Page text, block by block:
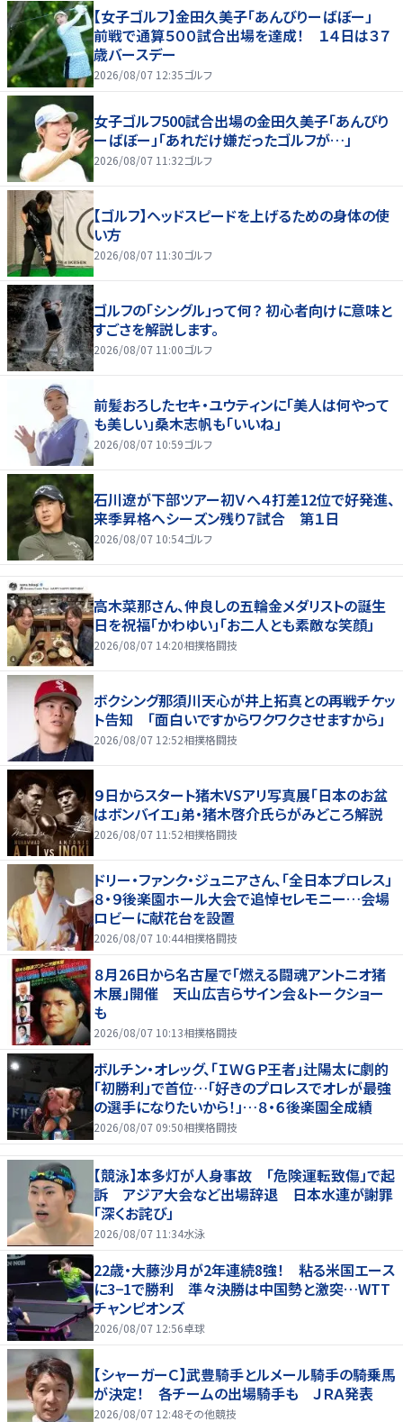
【女子ゴルフ】金田久美子「あんびりーばぼー」
前戦で通算５００試合出場を達成！ １４日は３７
歳バースデー
2026/08/07 12:35ゴルフ
女子ゴルフ500試合出場の金田久美子「あんびり
ーばぼー」「あれだけ嫌だったゴルフが…」
2026/08/07 11:32ゴルフ
【ゴルフ】ヘッドスピードを上げるための身体の使
い方
2026/08/07 11:30ゴルフ
ゴルフの「シングル」って何？ 初心者向けに意味と
すごさを解説します。
2026/08/07 11:00ゴルフ
前髪おろしたセキ・ユウティンに「美人は何やって
も美しい」桑木志帆も「いいね」
2026/08/07 10:59ゴルフ
石川遼が下部ツアー初Ｖへ４打差12位で好発進、
来季昇格へシーズン残り７試合 第１日
2026/08/07 10:54ゴルフ
高木菜那さん、仲良しの五輪金メダリストの誕生
日を祝福「かわゆい」「お二人とも素敵な笑顔」
2026/08/07 14:20相撲格闘技
ボクシング那須川天心が井上拓真との再戦チケッ
ト告知 「面白いですからワクワクさせますから」
2026/08/07 12:52相撲格闘技
９日からスタート猪木VSアリ写真展「日本のお盆
はボンバイエ」弟・猪木啓介氏らがみどころ解説
2026/08/07 11:52相撲格闘技
ドリー・ファンク・ジュニアさん、「全日本プロレス」
８・９後楽園ホール大会で追悼セレモニー…会場
ロビーに献花台を設置
2026/08/07 10:44相撲格闘技
８月26日から名古屋で「燃える闘魂アントニオ猪
木展」開催 天山広吉らサイン会＆トークショー
も
2026/08/07 10:13相撲格闘技
ボルチン・オレッグ、「ＩＷＧＰ王者」辻陽太に劇的
「初勝利」で首位…「好きのプロレスでオレが最強
の選手になりたいから！」…８・６後楽園全成績
2026/08/07 09:50相撲格闘技
【競泳】本多灯が人身事故 「危険運転致傷」で起
訴 アジア大会など出場辞退 日本水連が謝罪
「深くお詫び」
2026/08/07 11:34水泳
22歳・大藤沙月が2年連続8強！ 粘る米国エース
に3−1で勝利 準々決勝は中国勢と激突…WTT
チャンピオンズ
2026/08/07 12:56卓球
【シャーガーＣ】武豊騎手とルメール騎手の騎乗馬
が決定！ 各チームの出場騎手も ＪＲＡ発表
2026/08/07 12:48その他競技